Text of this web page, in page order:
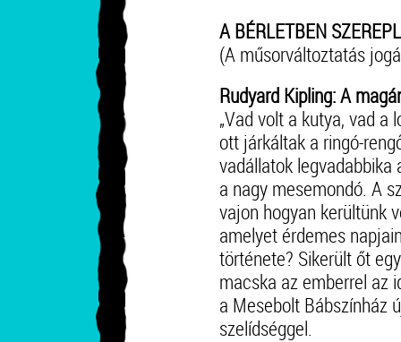
A BÉRLETBEN
(A műsorváltoztatás
Rudyard Kipling: A
„Vad volt a kutya, vad
ott járkáltak a ringó-
vadállatok legvadabbika
a nagy mesemondó. A
vajon hogyan kerültünk
amelyet érdemes
története? Sikerült őt
macska az emberrel az
a Mesebolt Bábszínház
szelídséggel.